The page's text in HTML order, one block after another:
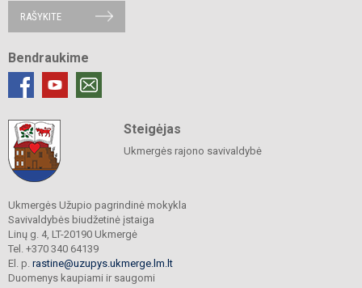
RAŠYKITE
Bendraukime
Steigėjas
Ukmergės rajono savivaldybė
Ukmergės Užupio pagrindinė mokykla
Savivaldybės biudžetinė įstaiga
Linų g. 4, LT-20190 Ukmergė
Tel. +370 340 64139
El. p. rastine@uzupys.ukmerge.lm.lt
Duomenys kaupiami ir saugomi